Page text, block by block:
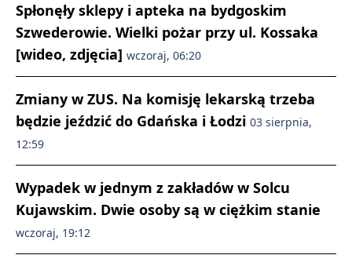
Spłonęły sklepy i apteka na bydgoskim
Szwederowie. Wielki pożar przy ul. Kossaka
[wideo, zdjęcia] wczoraj, 06:20
Zmiany w ZUS. Na komisję lekarską trzeba
będzie jeździć do Gdańska i Łodzi 03 sierpnia,
12:59
Wypadek w jednym z zakładów w Solcu
Kujawskim. Dwie osoby są w ciężkim stanie
wczoraj, 19:12